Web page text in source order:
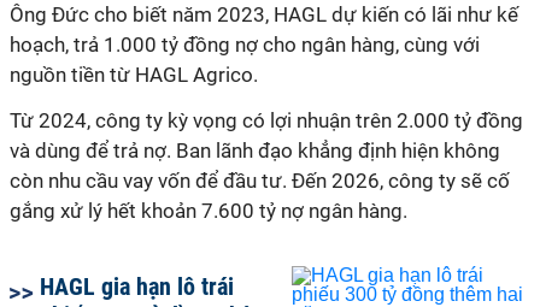
Ông Đức cho biết năm 2023, HAGL dự kiến có lãi như kế
hoạch, trả 1.000 tỷ đồng nợ cho ngân hàng, cùng với
nguồn tiền từ HAGL Agrico.
Từ 2024, công ty kỳ vọng có lợi nhuận trên 2.000 tỷ đồng
và dùng để trả nợ. Ban lãnh đạo khẳng định hiện không
còn nhu cầu vay vốn để đầu tư. Đến 2026, công ty sẽ cố
gắng xử lý hết khoản 7.600 tỷ nợ ngân hàng.
HAGL gia hạn lô trái